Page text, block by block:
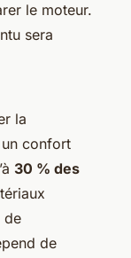
le moteur.
sera
la
confort
30 % des
de
de